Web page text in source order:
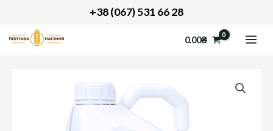
вмісту
+38 (067) 531 66 28
0.00₴